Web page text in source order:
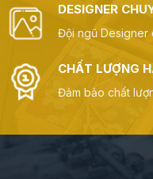
DESIGNER
Đội ngũ Designer
CHẤT LƯỢNG
Đảm bảo chất